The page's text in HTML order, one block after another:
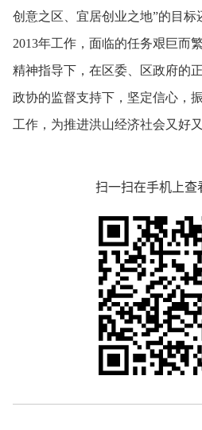
创意之区、 宜居创业之地”的目标
2013年工作， 面临的任务艰巨而繁
精神指导下， 在区委、 区政府的
政协的监督支持下， 坚定信心，
工作， 为推进洪山经济社会又好
扫一扫在手机上查